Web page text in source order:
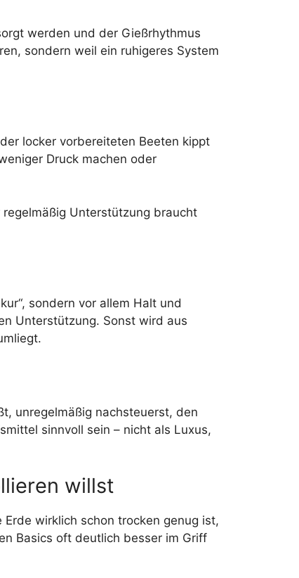
werden und der Gießrhythmus
sondern weil ein ruhigeres System
locker vorbereiteten Beeten kippt
Druck machen oder
Unterstützung braucht
sondern vor allem Halt und
Unterstützung. Sonst wird aus
unregelmäßig nachsteuerst, den
sinnvoll sein – nicht als Luxus,
willst
wirklich schon trocken genug ist,
Basics oft deutlich besser im Griff